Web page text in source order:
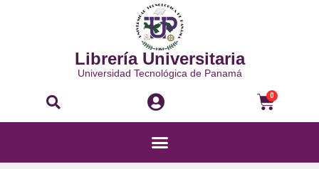
Librería Universitaria
Universidad Tecnológica de Panamá
Buscar 0
Menú